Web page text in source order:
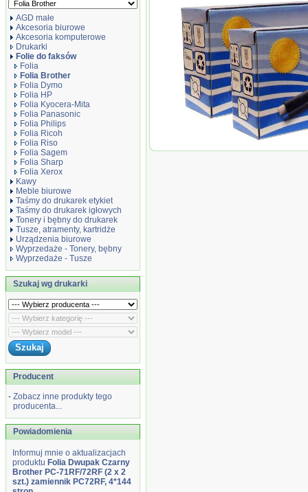
AGD małe
Akcesoria biurowe
Akcesoria komputerowe
Drukarki
Folie do faksów
Folia
Folia Brother
Folia Dymo
Folia HP
Folia Kyocera-Mita
Folia Panasonic
Folia Philips
Folia Ricoh
Folia Riso
Folia Sagem
Folia Sharp
Folia Xerox
Kawy
Meble biurowe
Taśmy do drukarek etykiet
Taśmy do drukarek igłowych
Tonery i bębny do drukarek
Tusze, atramenty, kartridże
Urządzenia biurowe
Wyprzedaże - Tonery, bębny
Wyprzedaże - Tusze
Szukaj wg drukarki
Producent
- Zobacz inne produkty tego
producenta...
Powiadomienia
Informuj mnie o aktualizacjach
produktu Folia Dwupak Czarny
Brother PC-71RF/72RF (2 x 2
szt.) zamiennik PC72RF, 4*144
Folia Dwupak Czarny Brother